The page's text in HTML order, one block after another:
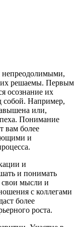
непреодолимыми,
решаемы. Первым
осознание их
собой. Например,
или,
Понимание
вам более
и
и
и понимать
свои мысли и
с коллегами
более
роста.